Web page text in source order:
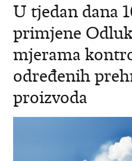
U tjedan dana
primjene
mjerama
određenih
proizvoda